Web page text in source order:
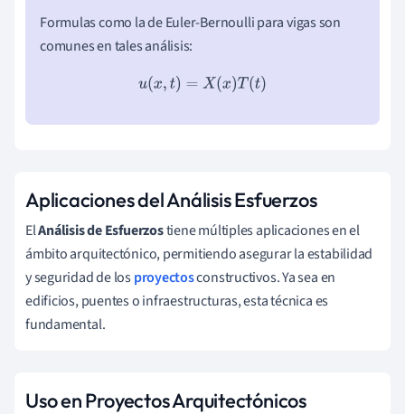
Formulas como la de Euler-Bernoulli para vigas son
comunes en tales análisis:
u(x t)= X(x)T(t)
Aplicaciones del Análisis Esfuerzos
ElAnálisis de Esfuerzostiene múltiples aplicaciones en el
ámbito arquitectónico, permitiendo asegurar la estabilidad
y seguridad de losproyectosconstructivos. Ya sea en
edificios, puentes o infraestructuras, esta técnica es
fundamental.
Uso en Proyectos Arquitectónicos